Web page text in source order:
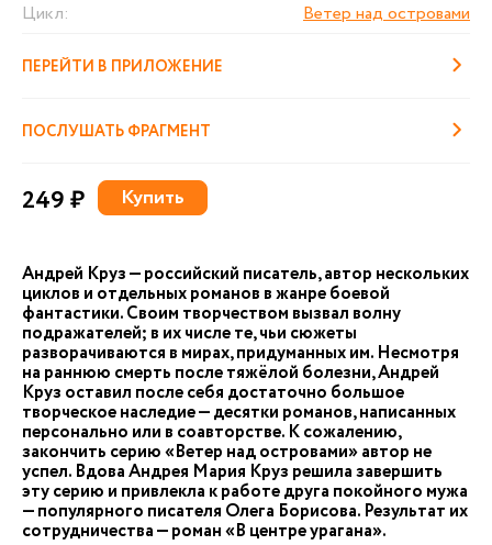
Цикл:
Ветер над островами
ПЕРЕЙТИ В ПРИЛОЖЕНИЕ
ПОСЛУШАТЬ ФРАГМЕНТ
249 ₽ Купить
Андрей Круз — российский писатель, автор нескольких
циклов и отдельных романов в жанре боевой
фантастики. Своим творчеством вызвал волну
подражателей; в их числе те, чьи сюжеты
разворачиваются в мирах, придуманных им. Несмотря
на раннюю смерть после тяжёлой болезни, Андрей
Круз оставил после себя достаточно большое
творческое наследие — десятки романов, написанных
персонально или в соавторстве. К сожалению,
закончить серию «Ветер над островами» автор не
успел. Вдова Андрея Мария Круз решила завершить
эту серию и привлекла к работе друга покойного мужа
— популярного писателя Олега Борисова. Результат их
сотрудничества — роман «В центре урагана».